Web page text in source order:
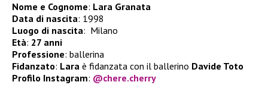
Nome e Cognome: Lara Granata
Data di nascita: 1998
Luogo di nascita: Milano
Età: 27 anni
Professione: ballerina
Fidanzato: Lara è fidanzata con il ballerino Davide Toto
Profilo Instagram: @chere.cherry